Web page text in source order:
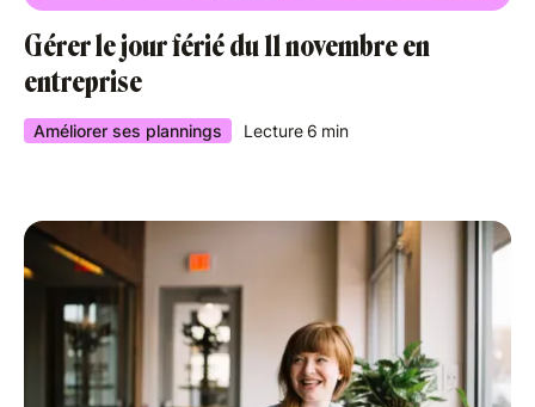
Gérer le jour férié du 11 novembre en
entreprise
Améliorer ses plannings Lecture 6 min